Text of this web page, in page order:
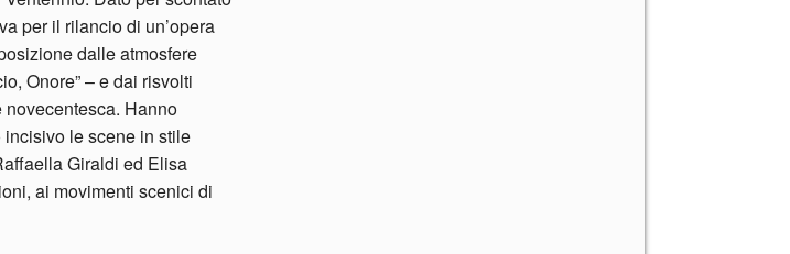
per il rilancio di un’opera
dalle atmosfere
Onore” – e dai risvolti
Hanno
le scene in stile
Giraldi ed Elisa
ai movimenti scenici di